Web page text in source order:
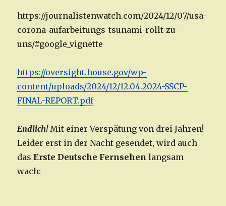
https://journalistenwatch.com/2024/12/07/usa-
corona-aufarbeitungs-tsunami-rollt-zu-
uns/#google_vignette
https://oversight.house.gov/wp-
content/uploads/2024/12/12.04.2024-SSCP-
FINAL-REPORT.pdf
Endlich!Mit einer Verspätung von drei Jahren!
Leider erst in der Nacht gesendet, wird auch
dasErste Deutsche Fernsehenlangsam
wach: